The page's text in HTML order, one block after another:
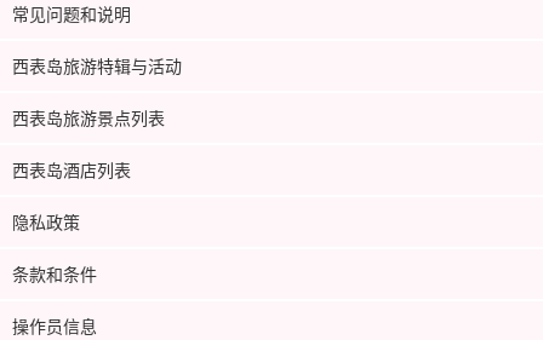
常见问题和说明
西表岛旅游特辑与活动
西表岛旅游景点列表
西表岛酒店列表
隐私政策
条款和条件
操作员信息